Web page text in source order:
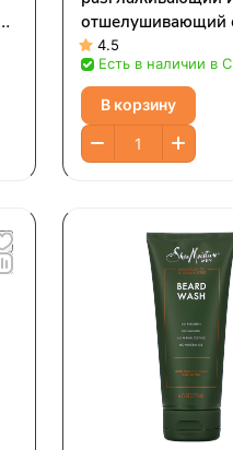
отшелушивающий
маслом ши, мед
овсянка, 340 г (12
4.5
Есть в наличии в
В корзину